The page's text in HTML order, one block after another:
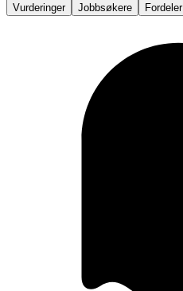
Vurderinger Jobbsøkere Fordeler